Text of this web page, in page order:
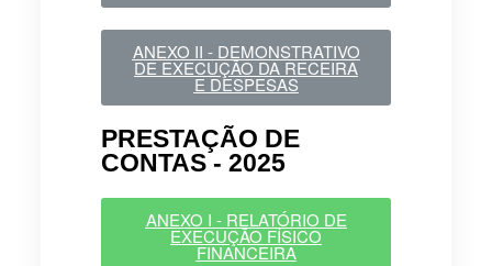
ANEXO II - DEMONSTRATIVO
DE EXECUÇÃO DA RECEIRA
E DESPESAS
PRESTAÇÃO DE
CONTAS - 2025
ANEXO I - RELATÓRIO DE
EXECUÇÃO FÍSICO
FINANCEIRA